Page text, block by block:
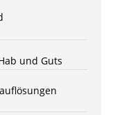
und Guts